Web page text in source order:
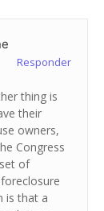
Responder
thing is
their
owners,
Congress
of
is that a